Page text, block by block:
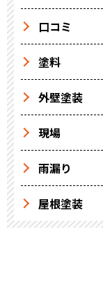
口コミ
塗料
外壁塗装
現場
雨漏り
屋根塗装